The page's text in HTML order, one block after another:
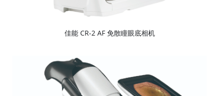
佳能 CR-2 AF 免散瞳眼底相机
看更多